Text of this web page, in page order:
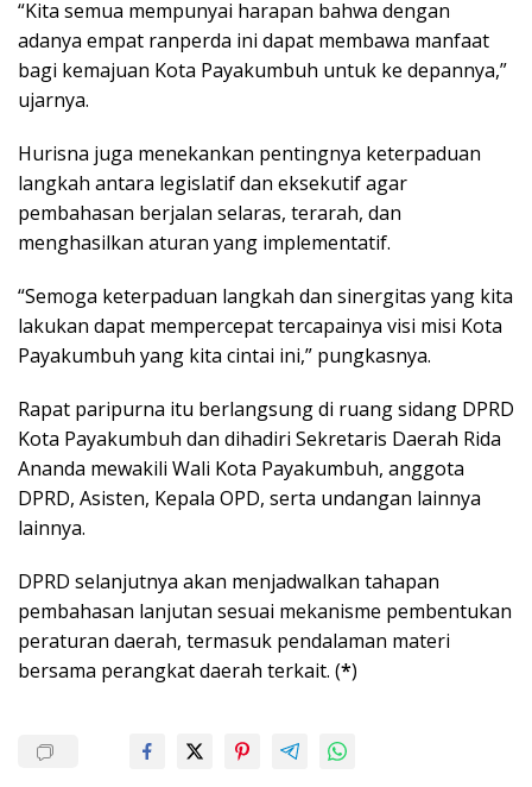
“Kita semua mempunyai harapan bahwa dengan
adanya empat ranperda ini dapat membawa manfaat
bagi kemajuan Kota Payakumbuh untuk ke depannya,”
ujarnya.
Hurisna juga menekankan pentingnya keterpaduan
langkah antara legislatif dan eksekutif agar
pembahasan berjalan selaras, terarah, dan
menghasilkan aturan yang implementatif.
“Semoga keterpaduan langkah dan sinergitas yang kita
lakukan dapat mempercepat tercapainya visi misi Kota
Payakumbuh yang kita cintai ini,” pungkasnya.
Rapat paripurna itu berlangsung di ruang sidang DPRD
Kota Payakumbuh dan dihadiri Sekretaris Daerah Rida
Ananda mewakili Wali Kota Payakumbuh, anggota
DPRD, Asisten, Kepala OPD, serta undangan lainnya
lainnya.
DPRD selanjutnya akan menjadwalkan tahapan
pembahasan lanjutan sesuai mekanisme pembentukan
peraturan daerah, termasuk pendalaman materi
bersama perangkat daerah terkait. (*)